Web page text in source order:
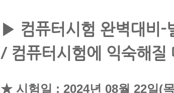
▶ 컴퓨터시험 완벽대비-
/ 컴퓨터시험에 익숙해질
★ 시험일 : 2024년 08월 22일(